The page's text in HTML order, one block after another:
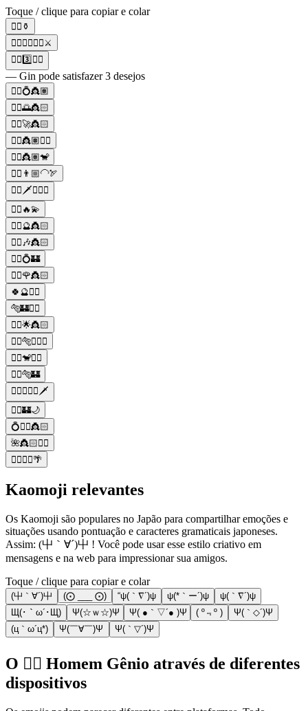
Toque / clique para copiar e colar
🧞‍♂️⚱️
🧞‍♂️🧟‍♂️🧞‍♀️⚔️
🧞‍♂️3️⃣🧞‍♀️
— Gin pode satisfazer 3 desejos
🧞‍♂️💍👸🏽
🧞‍♂️🌅👸🏻
🧞‍♂️🚀👸🏻
🧞‍♂️👸🏽🧞‍♀️
🧞‍♂️👸🏽🐒
🧞‍♂️👨🏼‍🦲🏹
🧞‍♂️🗡️👳🏽‍♂️
🧞‍♂️🔥💫
🧞‍♂️🔮👸🏻
🧞‍♂️🎶👸🏻
🧞‍♂️💍🏰
🧞‍♂️🌹👸🏻
🍀🔮🧞‍♂️
🐅🏰🧞‍♂️
🧞‍♂️🌟👸🏻
🧞‍♂️🐅👳🏽‍♂️
🧞‍♂️🐒🧞‍♀️
🧞‍♂️🐅🏰
🧞‍♂️👳🏽‍♂️🗡️
🧞‍♂️🏰🌙
💍🧞‍♂️👸🏻
🌺👸🏻🧞‍♂️
🧞‍♂️🧞‍♀️🌴
Kaomoji relevantes
Os Kaomoji são populares no Japão para compartilhar emoções e
situações usando pontuação e caracteres gramaticais japoneses.
Assim: (屮｀∀´)屮 ! Você pode usar esse estilo criativo em
mensagens e na web para impressionar sua amigos.
Toque / clique para copiar e colar
(屮｀∀´)屮 (⨀ ___ ⨀) “ψ(｀∇´)ψ ψ(*｀ー´)ψ
ψ(｀∇´)ψ
Щ(･｀ω´･Щ)
Ψ(☆ｗ☆)Ψ Ψ( ●｀▽´● )Ψ ( º﹃º )
Ψ(｀◇´)Ψ
(ц｀ω´ц*)
Ψ(￣∀￣)Ψ Ψ(｀▽´)Ψ
O 🧞‍♂️ Homem Gênio através de diferentes
dispositivos